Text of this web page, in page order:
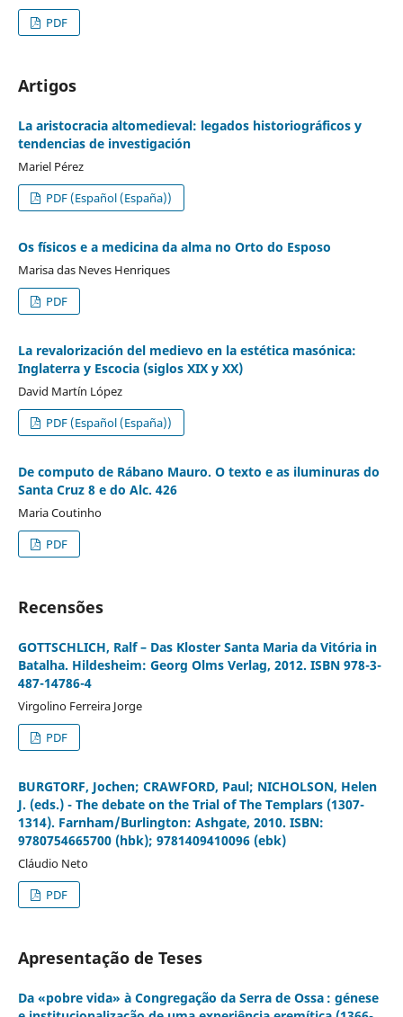
PDF
Artigos
La aristocracia altomedieval: legados historiográficos y
tendencias de investigación
Mariel Pérez
PDF (Español (España))
Os físicos e a medicina da alma no Orto do Esposo
Marisa das Neves Henriques
PDF
La revalorización del medievo en la estética masónica:
Inglaterra y Escocia (siglos XIX y XX)
David Martín López
PDF (Español (España))
De computo de Rábano Mauro. O texto e as iluminuras do
Santa Cruz 8 e do Alc. 426
Maria Coutinho
PDF
Recensões
GOTTSCHLICH, Ralf – Das Kloster Santa Maria da Vitória in
Batalha. Hildesheim: Georg Olms Verlag, 2012. ISBN 978-3-
487-14786-4
Virgolino Ferreira Jorge
PDF
BURGTORF, Jochen; CRAWFORD, Paul; NICHOLSON, Helen
J. (eds.) - The debate on the Trial of The Templars (1307-
1314). Farnham/Burlington: Ashgate, 2010. ISBN:
9780754665700 (hbk); 9781409410096 (ebk)
Cláudio Neto
PDF
Apresentação de Teses
Da «pobre vida» à Congregação da Serra de Ossa : génese